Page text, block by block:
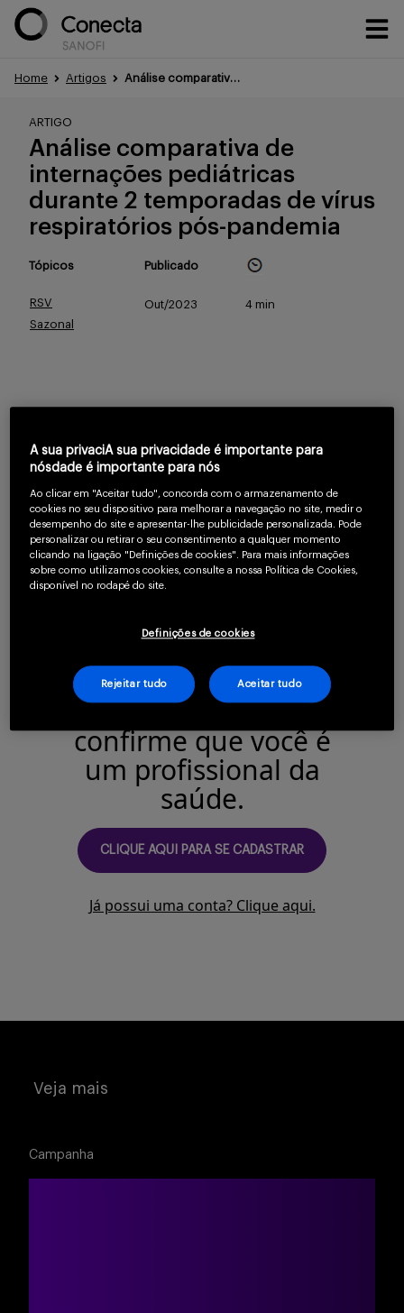
Eventos
Treinamentos
Sobre
Cadastrar
Home Artigos Análise comparativa de internações pediátricas durante 2 temporadas vírus respiratórios pós-pandemia
ARTIGO
Análise comparativa de
internações pediátricas
durante 2 temporadas de vírus
respiratórios pós-pandemia
Tópicos
RSV
Sazonal
Publicado
Out/2023 4 min
significativo na epidemiologia de vírus
respiratórios. As intervenções não
farmacológicas (INF) levaram a uma
redução de infecções respiratórias. Porém,
os efeitos a longo prazo na epidemiologia
desses vírus permanecem incertos.
Para continuar lendo
confirme que você é
um profissional da
saúde.
CLIQUE AQUI PARA SE CADASTRAR
Já possui uma conta? Clique aqui.
Veja mais
Campanha
A sua privaciA sua privacidade é importante para
nósdade é importante para nós
Ao clicar em "Aceitar tudo", concorda com o armazenamento de
cookies no seu dispositivo para melhorar a navegação no site, medir o
desempenho do site e apresentar-lhe publicidade personalizada. Pode
personalizar ou retirar o seu consentimento a qualquer momento
clicando na ligação "Definições de cookies". Para mais informações
sobre como utilizamos cookies, consulte a nossa Política de Cookies,
disponível no rodapé do site.
Definições de cookies
Rejeitar tudo Aceitar tudo